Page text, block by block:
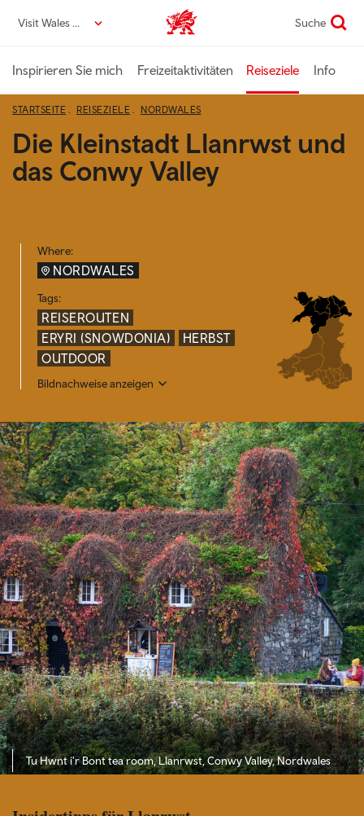
zumVisit Wales DE VisitWales home Suche
Inspirieren Sie mich Freizeitaktivitäten Reiseziele Info
STARTSEITE REISEZIELE NORDWALES
Die Kleinstadt Llanrwst und
das Conwy Valley
Where:
NORDWALES
Tags:
REISEROUTEN
ERYRI (SNOWDONIA)
HERBST
OUTDOOR
Bildnachweise anzeigen
Tu Hwnt i'r Bont tea room, Llanrwst, Conwy Valley, Nordwales